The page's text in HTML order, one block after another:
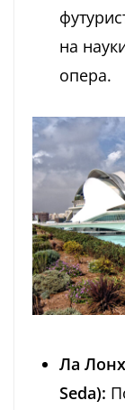
на
опера.
Ла
Seda):